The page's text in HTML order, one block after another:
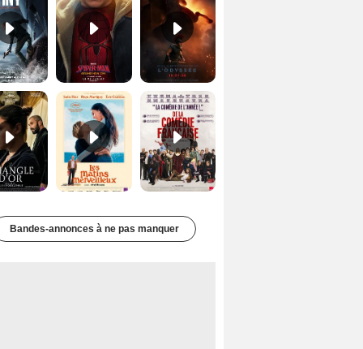
Le Triangle d'or Bande-annonce VF De la Comédie-Française Teaser VF
Bandes-annonces à ne pas manquer